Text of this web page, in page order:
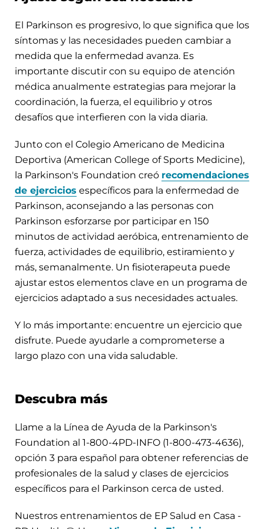
El Parkinson es progresivo, lo que significa que los
síntomas y las necesidades pueden cambiar a
medida que la enfermedad avanza. Es
importante discutir con su equipo de atención
médica anualmente estrategias para mejorar la
coordinación, la fuerza, el equilibrio y otros
desafíos que interfieren con la vida diaria.
Junto con el Colegio Americano de Medicina
Deportiva (American College of Sports Medicine),
la Parkinson's Foundation creó recomendaciones
de ejercicios específicos para la enfermedad de
Parkinson, aconsejando a las personas con
Parkinson esforzarse por participar en 150
minutos de actividad aeróbica, entrenamiento de
fuerza, actividades de equilibrio, estiramiento y
más, semanalmente. Un fisioterapeuta puede
ajustar estos elementos clave en un programa de
ejercicios adaptado a sus necesidades actuales.
Y lo más importante: encuentre un ejercicio que
disfrute. Puede ayudarle a comprometerse a
largo plazo con una vida saludable.
Descubra más
Llame a la Línea de Ayuda de la Parkinson's
Foundation al 1-800-4PD-INFO (1-800-473-4636),
opción 3 para español para obtener referencias de
profesionales de la salud y clases de ejercicios
específicos para el Parkinson cerca de usted.
Nuestros entrenamientos de EP Salud en Casa -